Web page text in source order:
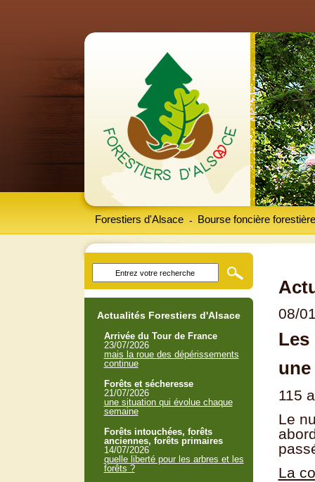
Forestiers d'Alsace Bourse foncière forestière
-
08/
Les
115
Le
La
Actualités Forestiers d'Alsace
Arrivée du Tour de France
23/07/2026
mais la roue des dépérissements
continue
Forêts et sécheresse
21/07/2026
une situation qui évolue chaque
semaine
Forêts intouchées, forêts
anciennes, forêts primaires
14/07/2026
quelle liberté pour les arbres et les
forêts ?